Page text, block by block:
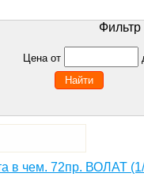
Фильтр
Цена от
в чем. 72пр. ВОЛАТ